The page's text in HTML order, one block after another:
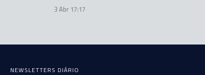
3 Abr 17:17
NEWSLETTERS DIÁRIO